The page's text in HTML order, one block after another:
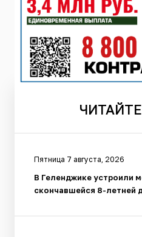
ЧИТАЙТЕ
Пятница 7 августа, 2026
В Геленджике устроили
скончавшейся 8-летней